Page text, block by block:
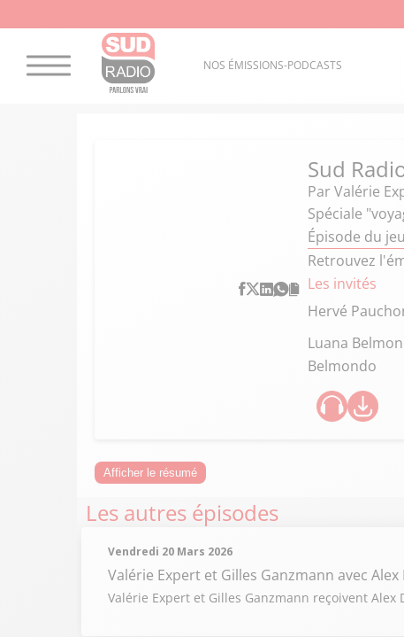
NOS ÉMISSIONS-PODCASTS
Sud
Par Valérie
Spéciale
Épisode du
Retrouvez
Les invités
Hervé
Luana
Belmondo
Afficher le résumé
Les autres épisodes
Vendredi 20 Mars 2026
Valérie Expert et Gilles Ganzmann avec
Valérie Expert et Gilles Ganzmann reçoivent